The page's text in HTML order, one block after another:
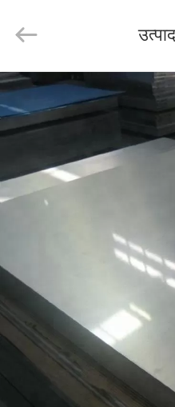
घर
उत्पादों
वीडियो
बारे
कारखाना
भ्रमण
Product
Co.,Ltd.
Reserved.